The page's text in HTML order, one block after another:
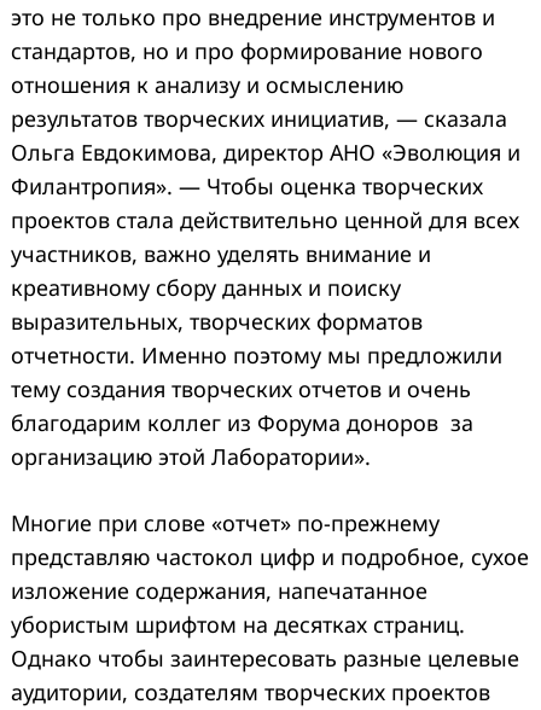
это не только про внедрение инструментов и
стандартов, но и про формирование нового
отношения к анализу и осмыслению
результатов творческих инициатив, — сказала
Ольга Евдокимова, директор АНО «Эволюция и
Филантропия». — Чтобы оценка творческих
проектов стала действительно ценной для всех
участников, важно уделять внимание и
креативному сбору данных и поиску
выразительных, творческих форматов
отчетности. Именно поэтому мы предложили
тему создания творческих отчетов и очень
благодарим коллег из Форума доноров за
организацию этой Лаборатории».
Многие при слове «отчет» по-прежнему
представляю частокол цифр и подробное, сухое
изложение содержания, напечатанное
убористым шрифтом на десятках страниц.
Однако чтобы заинтересовать разные целевые
аудитории, создателям творческих проектов